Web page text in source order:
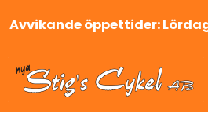
tillAvvikande öppettider: